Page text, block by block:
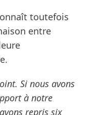
toutefois
entre
Si nous avons
à notre
repris six